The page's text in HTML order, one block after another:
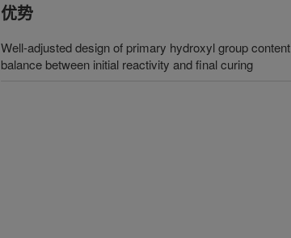
优势
Well-adjusted design of primary hydroxyl group
balance between initial reactivity and final curing